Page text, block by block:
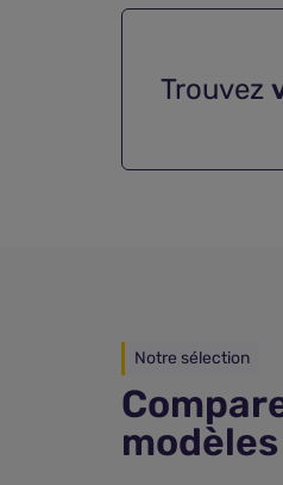
Trouvez
Notre sélection
modèles